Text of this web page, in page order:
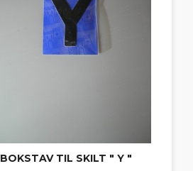
BOKSTAV TIL SKILT " Y "